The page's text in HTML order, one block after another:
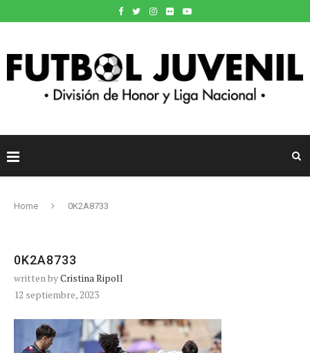
Home 0K2A8733
0K2A8733
written byCristina Ripoll
12 septiembre, 2023